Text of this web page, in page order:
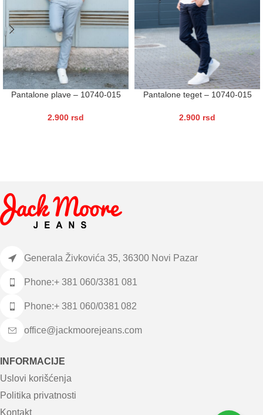
Pantalone plave – 10740-015
2.900 rsd
Pantalone teget – 10740-015
2.900 rsd
Generala Živkovića 35, 36300 Novi Pazar
Phone:+ 381 060/3381 081
Phone:+ 381 060/0381 082
office@jackmoorejeans.com
INFORMACIJE
Uslovi korišćenja
Politika privatnosti
Kontakt